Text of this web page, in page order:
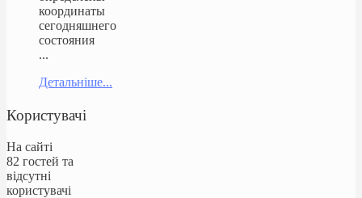
координаты
сегодняшнего
состояния
...
Детальніше...
Користувачі
На сайті
82 гостей та
відсутні
користувачі